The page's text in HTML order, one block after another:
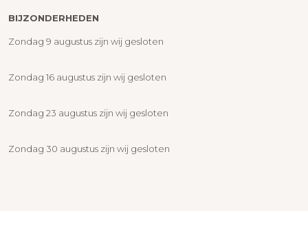
BIJZONDERHEDEN
Zondag 9 augustus zijn wij gesloten
Zondag 16 augustus zijn wij gesloten
Zondag 23 augustus zijn wij gesloten
Zondag 30 augustus zijn wij gesloten